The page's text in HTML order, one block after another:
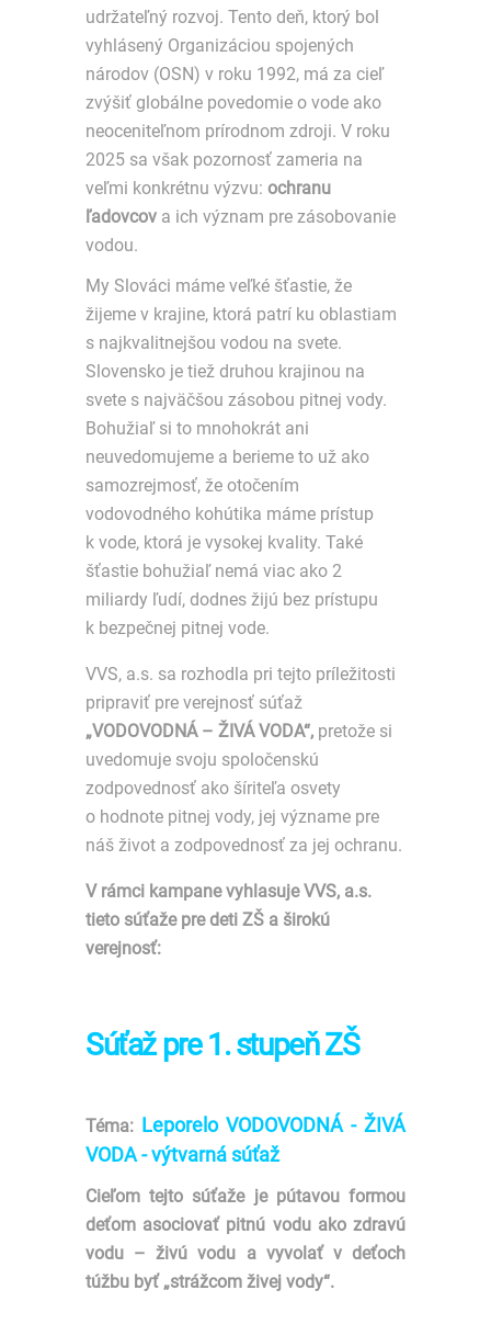
udržateľný rozvoj. Tento deň, ktorý bol
vyhlásený Organizáciou spojených
národov (OSN) v roku 1992, má za cieľ
zvýšiť globálne povedomie o vode ako
neoceniteľnom prírodnom zdroji. V roku
2025 sa však pozornosť zameria na
veľmi konkrétnu výzvu: ochranu
ľadovcov a ich význam pre zásobovanie
vodou.
My Slováci máme veľké šťastie, že
žijeme v krajine, ktorá patrí ku oblastiam
s najkvalitnejšou vodou na svete.
Slovensko je tiež druhou krajinou na
svete s najväčšou zásobou pitnej vody.
Bohužiaľ si to mnohokrát ani
neuvedomujeme a berieme to už ako
samozrejmosť, že otočením
vodovodného kohútika máme prístup
k vode, ktorá je vysokej kvality. Také
šťastie bohužiaľ nemá viac ako 2
miliardy ľudí, dodnes žijú bez prístupu
k bezpečnej pitnej vode.
VVS, a.s. sa rozhodla pri tejto príležitosti
pripraviť pre verejnosť súťaž
„VODOVODNÁ – ŽIVÁ VODA“, pretože si
uvedomuje svoju spoločenskú
zodpovednosť ako šíriteľa osvety
o hodnote pitnej vody, jej význame pre
náš život a zodpovednosť za jej ochranu.
V rámci kampane vyhlasuje VVS, a.s.
tieto súťaže pre deti ZŠ a širokú
verejnosť:
Súťaž pre 1. stupeň ZŠ
Téma: Leporelo VODOVODNÁ - ŽIVÁ
VODA - výtvarná súťaž
Cieľom tejto súťaže je pútavou formou
deťom asociovať pitnú vodu ako zdravú
vodu – živú vodu a vyvolať v deťoch
túžbu byť „strážcom živej vody“.